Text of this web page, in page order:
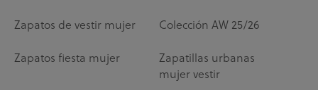
Zapatos de vestir mujer Colección AW 25/26
Zapatos fiesta mujer
Zapatillas urbanas
mujer vestir